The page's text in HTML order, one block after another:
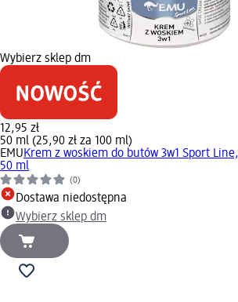
Wybierz sklep dm
12,95 zł
50 ml (25,90 zł za 100 ml)
EMUKrem z woskiem do butów 3w1 Sport Line,
50 ml
(0)
Dostawa niedostępna
Wybierz sklep dm